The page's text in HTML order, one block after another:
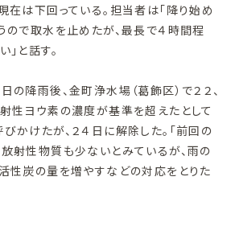
在は下回っている。担当者は「降り始め
ので取水を止めたが、最長で４時間程
と話す。
の降雨後、金町浄水場（葛飾区）で２２、
性ヨウ素の濃度が基準を超えたとして
かけたが、２４日に解除した。「前回の
射性物質も少ないとみているが、雨の
性炭の量を増やすなどの対応をとりた